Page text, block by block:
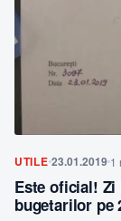
UTILE 23.01.2019 1
Este oficial!
bugetarilor pe